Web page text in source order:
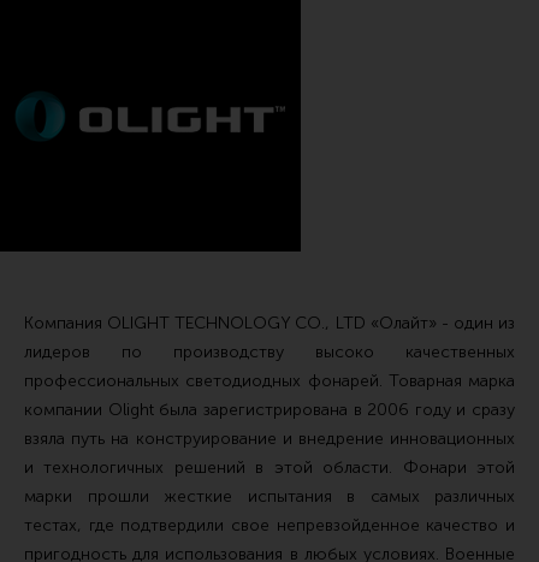
Пистолетные рукоятки
Тактические рукоятки
Запасные части (ЗИП)
Кронштейны, кольца, целики, мушки
Оптические прицелы
Магазины
УСМ
Компания OLIGHT TECHNOLOGY CO., LTD «Oлайт» - один из
лидеров по производству высоко качественных
профессиональных светодиодных фонарей. Товарная марка
компании Olight была зарегистрирована в 2006 году и сразу
взяла путь на конструирование и внедрение инновационных
и технологичных решений в этой области. Фонари этой
марки прошли жесткие испытания в самых различных
тестах, где подтвердили свое непревзойденное качество и
пригодность для использования в любых условиях. Военные